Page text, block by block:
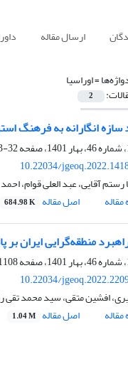
ارسال مقاله
=اوراسیا
2
انگارانه به فرهنگ
32-53
10.22034/
آقایی، عبد العلی قوام،
اصل مقاله 684.98 K
منطقه‌گرایی ایران بر
1125
10.22034/
افشین متقی، سید محمد
اصل مقاله 1.04 M